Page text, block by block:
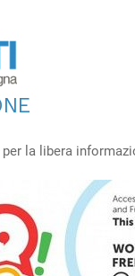
per la libera